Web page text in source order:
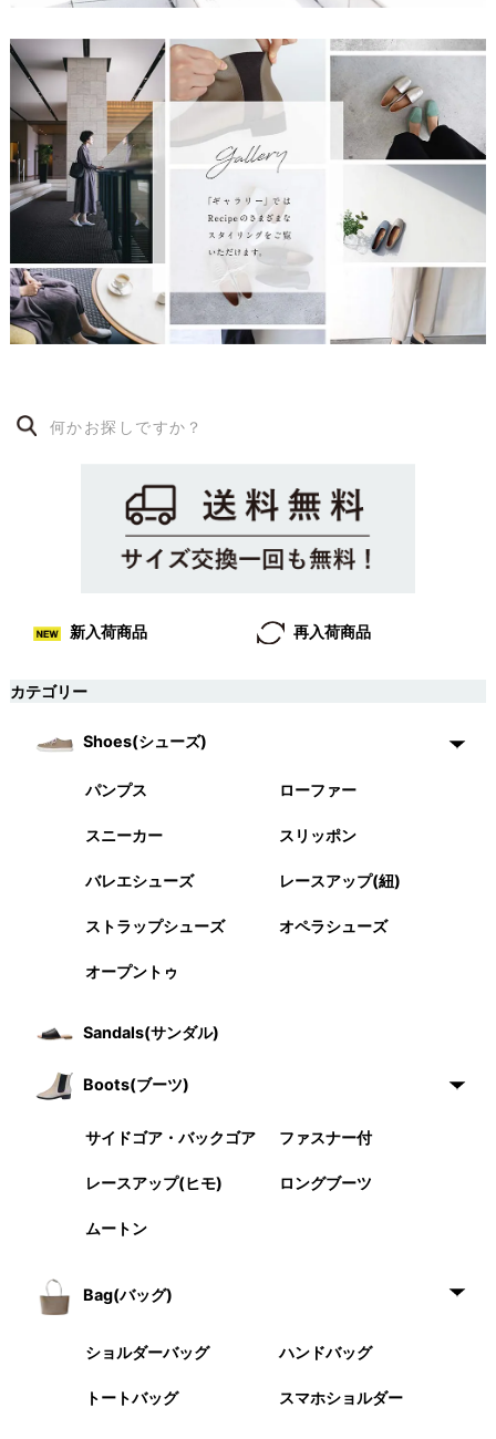
新入荷商品 再入荷商品
カテゴリー
Shoes(シューズ)
パンプス ローファー
スニーカー スリッポン
バレエシューズ レースアップ(紐)
ストラップシューズ オペラシューズ
オープントゥ
Sandals(サンダル)
Boots(ブーツ)
サイドゴア・バックゴア ファスナー付
レースアップ(ヒモ) ロングブーツ
ムートン
Bag(バッグ)
ショルダーバッグ ハンドバッグ
トートバッグ スマホショルダー